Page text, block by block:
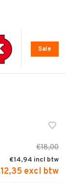
Sale
€18,00
€14,94
excl btw